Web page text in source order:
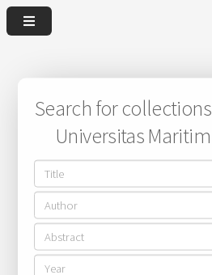
Search for
Universitas